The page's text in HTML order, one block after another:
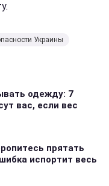
Украины
одежду: 7
вас, если вес
прятать
испортит весь